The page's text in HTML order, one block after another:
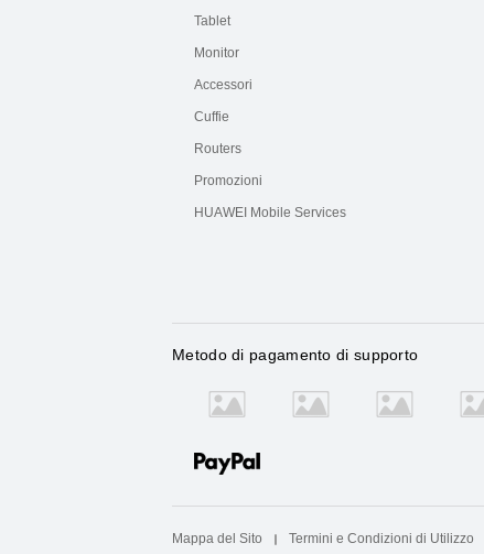
Tablet
Monitor
Accessori
Cuffie
Routers
Promozioni
HUAWEI Mobile Services
Metodo di pagamento di supporto
Mappa del Sito Termini e Condizioni di Utilizzo